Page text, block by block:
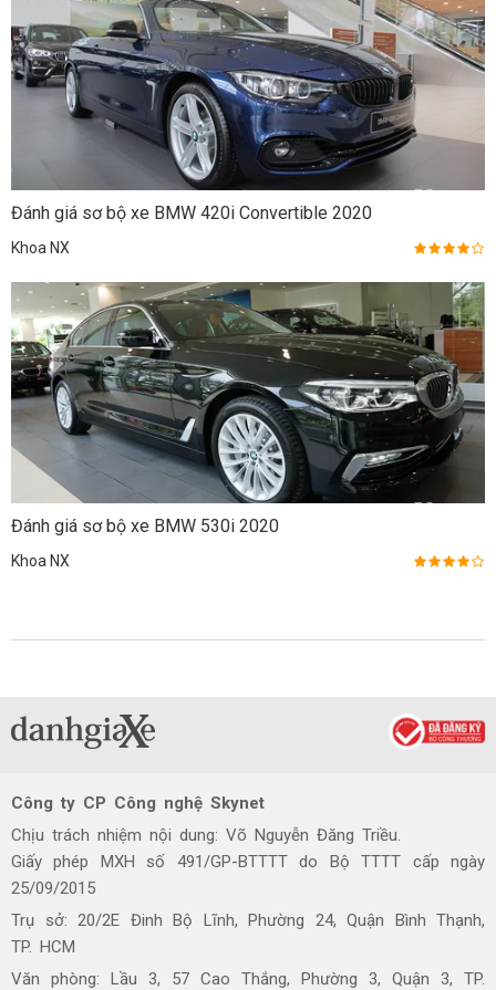
Đánh giá sơ bộ xe BMW 420i Convertible 2020
Khoa NX
Đánh giá sơ bộ xe BMW 530i 2020
Khoa NX
Công ty CP Công nghệ Skynet
Chịu trách nhiệm nội dung: Võ Nguyễn Đăng Triều.
Giấy phép MXH số 491/GP-BTTTT do Bộ TTTT cấp ngày
25/09/2015
Trụ sở: 20/2E Đinh Bộ Lĩnh, Phường 24, Quận Bình Thạnh,
TP. HCM
Văn phòng: Lầu 3, 57 Cao Thắng, Phường 3, Quận 3, TP.